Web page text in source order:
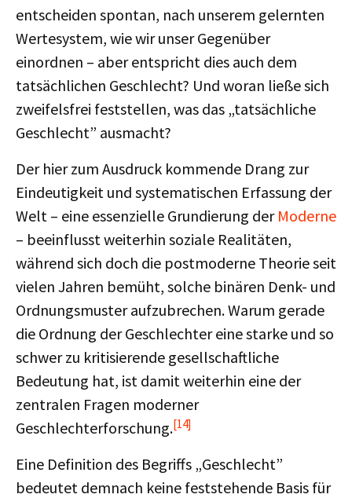
entscheiden spontan, nach unserem gelernten
Wertesystem, wie wir unser Gegenüber
einordnen – aber entspricht dies auch dem
tatsächlichen Geschlecht? Und woran ließe sich
zweifelsfrei feststellen, was das „tatsächliche
Geschlecht” ausmacht?
Der hier zum Ausdruck kommende Drang zur
Eindeutigkeit und systematischen Erfassung der
Welt – eine essenzielle Grundierung der Moderne
– beeinflusst weiterhin soziale Realitäten,
während sich doch die postmoderne Theorie seit
vielen Jahren bemüht, solche binären Denk- und
Ordnungsmuster aufzubrechen. Warum gerade
die Ordnung der Geschlechter eine starke und so
schwer zu kritisierende gesellschaftliche
Bedeutung hat, ist damit weiterhin eine der
zentralen Fragen moderner
Geschlechterforschung.[14]
Eine Definition des Begriffs „Geschlecht”
bedeutet demnach keine feststehende Basis für